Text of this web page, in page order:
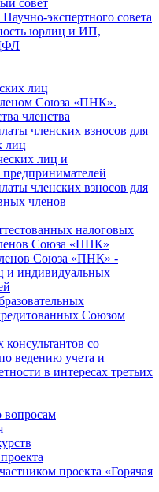
совет
экспертного совета
юрлиц и ИП,
лиц
Союза «ПНК».
членства
членских взносов для
лиц
лиц и
членских взносов для
членов
налоговых
Союза «ПНК»
Союза «ПНК» -
и индивидуальных
Союзом
консультантов со
ведению учета и
в интересах третьих
вопросам
проекта «Горячая